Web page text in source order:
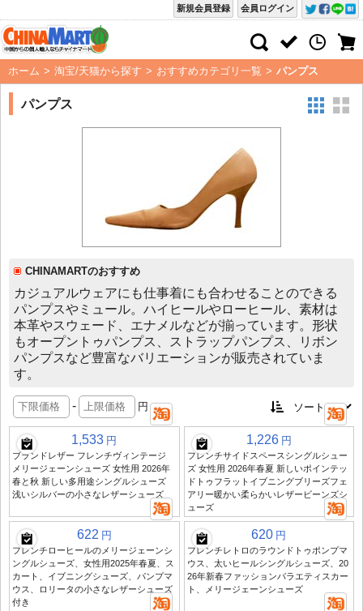
会員ログイン
新規会員登録
ホーム > 淘宝/天猫から探す > おすすめカテゴリ一覧 > パンプス
パンプス
CHINAMARTのおすすめ
カジュアルウェアにも仕事着にも合わせることのできる
パンプスやミュール。ハイヒールやローヒール、素材は
本革やスウェード、エナメルなどが揃っています。形状
もオープントゥパンプス、ストラップパンプス、リボン
パンプスなど豊富なバリエーションが販売されていま
す。
- 円
1,533 円
ブランドレザー フレンチヴィンテージ
メリージェーンシューズ 女性用 2026年
春と秋 新しい多用途シングルシューズ
浅いシルバーの小さなレザーシューズ
1,226 円
フレンチサイドスペースシングルシュー
ズ 女性用 2026年春夏 新しいポインテッ
ドトゥフラットイブニングブリーズフェ
アリー暖かい柔らかいレザービーンズシ
ューズ
622 円
フレンチローヒールのメリージェーンシ
ングルシューズ、女性用2025年春夏、ス
カート、イブニングシューズ、パンプマ
ウス、ロリータの小さなレザーシューズ
付き
620 円
フレンチレトロのラウンドトゥポンプマ
ウス、太いヒールシングルシューズ、20
26年新春ファッションバラエティスカー
ト、メリージェーンシューズ